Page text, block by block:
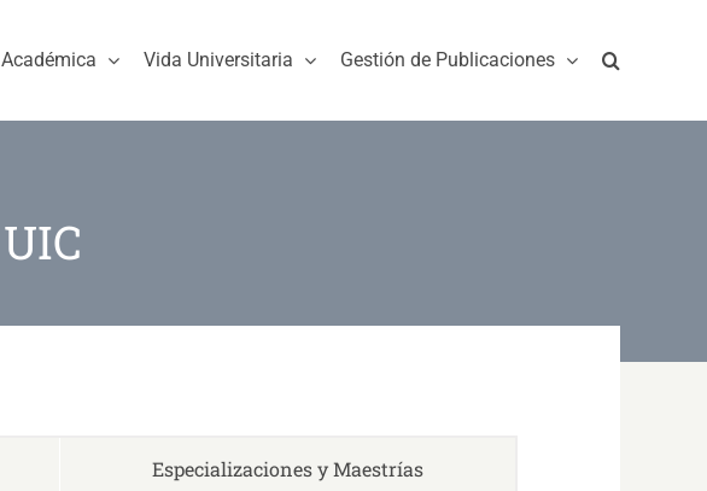
Vida Universitaria Gestión de Publicaciones
Especializaciones y Maestrías